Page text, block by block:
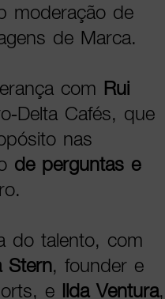
moderação de
de Marca.
com Rui
Delta Cafés, que
nas
de perguntas e
do talento, com
Stern, founder e
e Ilda Ventura,